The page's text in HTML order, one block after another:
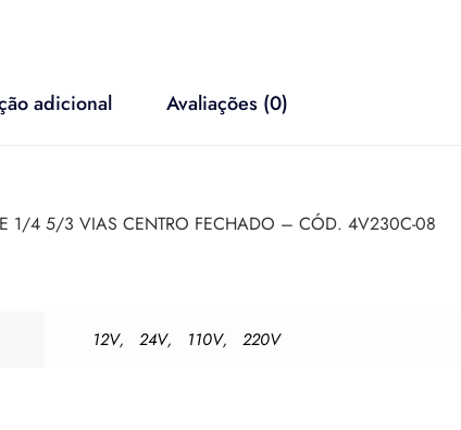
adicional Avaliações (0)
1/4 5/3 VIAS CENTRO FECHADO – CÓD. 4V230C-08
12V, 24V, 110V, 220V